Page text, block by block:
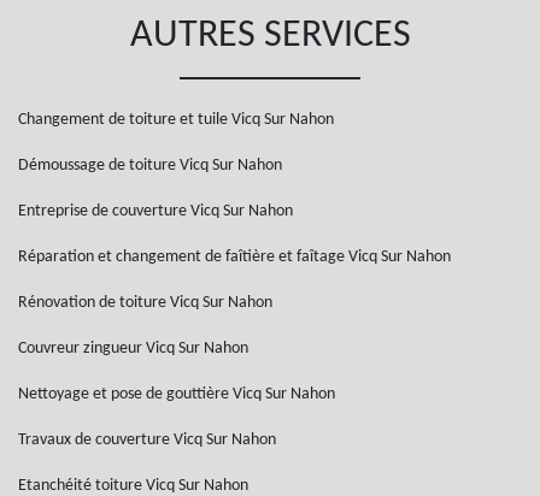
AUTRES SERVICES
Changement de toiture et tuile Vicq Sur Nahon
Démoussage de toiture Vicq Sur Nahon
Entreprise de couverture Vicq Sur Nahon
Réparation et changement de faîtière et faîtage Vicq Sur Nahon
Rénovation de toiture Vicq Sur Nahon
Couvreur zingueur Vicq Sur Nahon
Nettoyage et pose de gouttière Vicq Sur Nahon
Travaux de couverture Vicq Sur Nahon
Etanchéité toiture Vicq Sur Nahon